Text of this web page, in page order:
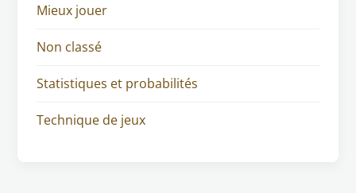
Mieux jouer
Non classé
Statistiques et probabilités
Technique de jeux